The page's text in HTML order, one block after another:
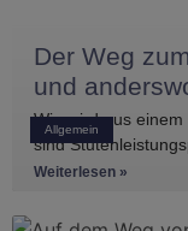
Allgemein
Der Weg
und
Wie wird aus
sind
Einblicke in die
Weiterlesen »